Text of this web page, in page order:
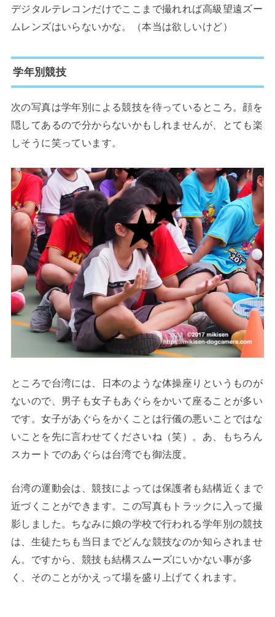
デジタルテレコンだけでここまで撮れれば高級望遠ズー
ムレンズはいらないかな。（本当は欲しいけど）
学年別競技
次の写真は学年別による競技を待っているところ。顔を
隠してあるので分からないかもしれませんが、とても楽
しそうに笑っています。
ところで台湾には、日本のような体操座りというものが
ないので、男子も女子もあぐらをかいて座ることが多い
です。女子があぐらをかくことは行儀の悪いことではな
いことを先に言わせてくださいね（笑）。あ、もちろん
スカートでのあぐらは台湾でも御法度。
台湾の運動会は、競技によっては保護者も結構近くまで
近づくことができます。この写真もトラックに入って撮
影しました。ちなみに娘の学校で行われる学年別の競技
は、生徒たちも当日までどんな競技なのか知らされませ
ん。ですから、競技も結構スムーズにいかない事が多
く、そのことがかえって場を盛り上げてくれます。